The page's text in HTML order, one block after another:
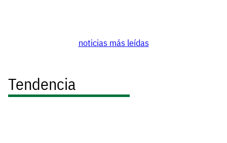
noticias más leídas
Tendencia